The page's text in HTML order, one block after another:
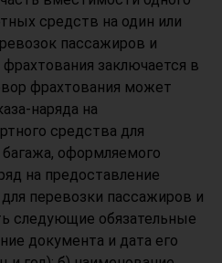
средств на один или
пассажиров и
заключается в
фрахтования может
наряда на
средства для
оформляемого
на предоставление
перевозки пассажиров и
следующие обязательные
документа и дата его